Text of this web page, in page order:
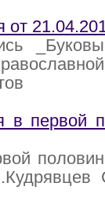
от
в первой